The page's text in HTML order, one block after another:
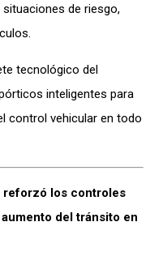
de riesgo,
tecnológico del
inteligentes para
control vehicular en todo
reforzó los controles
del tránsito en